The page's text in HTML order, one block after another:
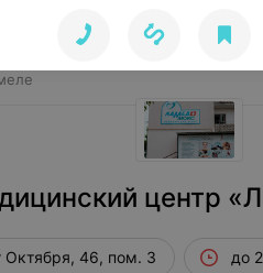
центр
Октября, 46, пом. 3 до